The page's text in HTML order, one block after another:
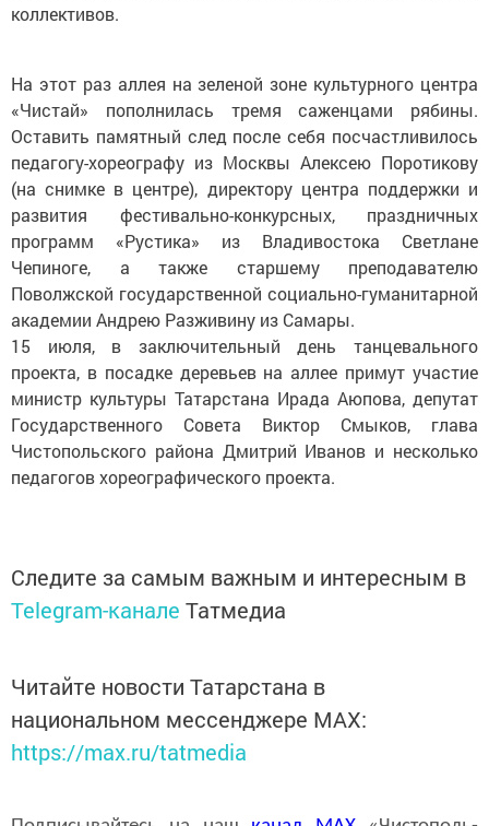
коллективов.
На этот раз аллея на зеленой зоне культурного центра
«Чистай» пополнилась тремя саженцами рябины.
Оставить памятный след после себя посчастливилось
педагогу-хореографу из Москвы Алексею Поротикову
(на снимке в центре), директору центра поддержки и
развития фестивально-конкурсных, праздничных
программ «Рустика» из Владивостока Светлане
Чепиноге, а также старшему преподавателю
Поволжской государственной социально-гуманитарной
академии Андрею Разживину из Самары.
15 июля, в заключительный день танцевального
проекта, в посадке деревьев на аллее примут участие
министр культуры Татарстана Ирада Аюпова, депутат
Государственного Совета Виктор Смыков, глава
Чистопольского района Дмитрий Иванов и несколько
педагогов хореографического проекта.
Следите за самым важным и интересным в
Telegram-канале Татмедиа
Читайте новости Татарстана в
национальном мессенджере MАХ:
https://max.ru/tatmedia